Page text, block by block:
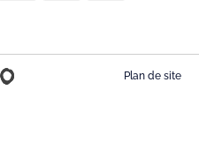
Plan de site